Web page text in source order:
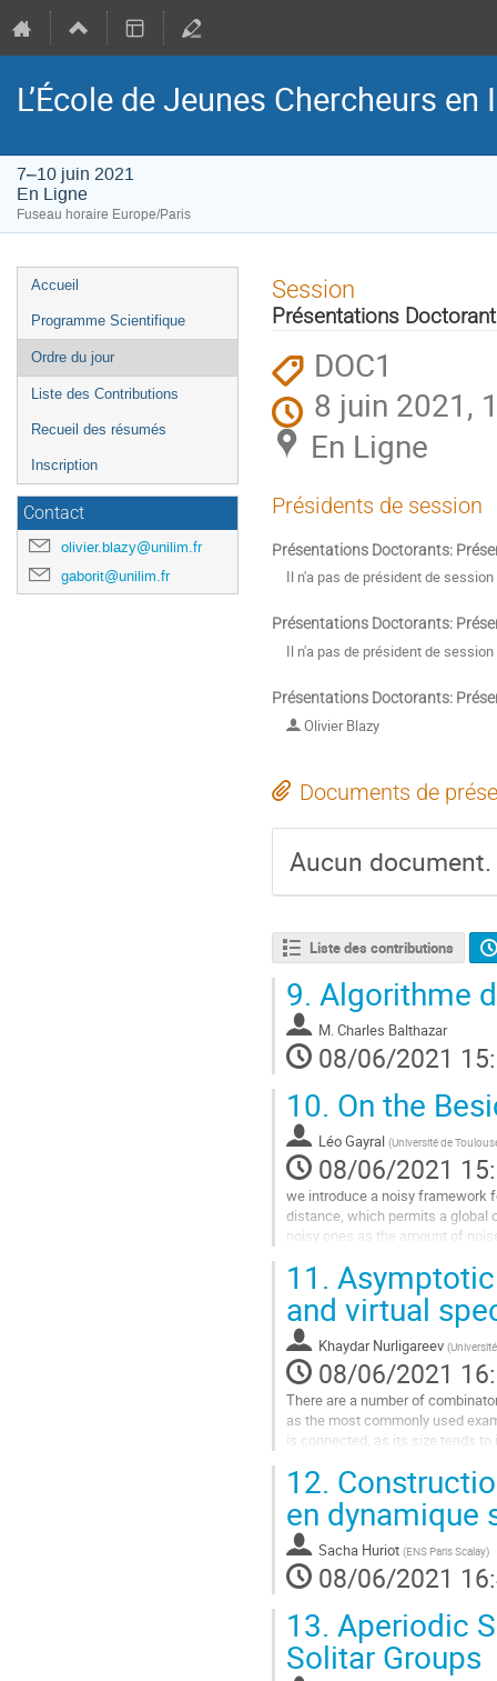
L’École de Jeunes Chercheurs
7–10 juin 2021
En Ligne
Fuseau horaire Europe/Paris
Menu
de
l'événement
Accueil
Programme Scientifique
Ordre du jour
Liste des Contributions
Recueil des résumés
Inscription
Contact
olivier.blazy@unilim.fr
gaborit@unilim.fr
Session
Présentations
DOC1
8 juin 2021,
En Ligne
Présidents de session
Présentations Doctorants:
Il n'a pas de président de
Présentations Doctorants:
Il n'a pas de président de
Présentations Doctorants:
Olivier Blazy
Documents de
Aucun document.
Liste des contributions
9. Algorithme
M.Charles Balthazar
08/06/2021
10. On the
Léo Gayral (Université de
08/06/2021
we introduce a noisy framework
distance, which permits a global
noisy ones as the amount of
Aller
à
la
page
de
la
contribution
11.
and virtual
Khaydar Nurligareev (
08/06/2021
There are a number of
as the most commonly used
is connected, as its size tends
Aller
à
la
page
de
la
contribution
12.
en dynamique
Sacha Huriot (ENS Paris Scalay)
08/06/2021
13. Aperiodic
Solitar Groups